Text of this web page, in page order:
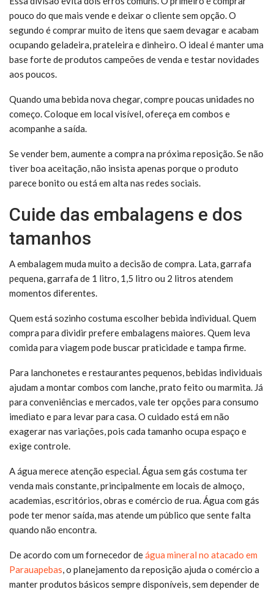
pouco do que mais vende e deixar o cliente sem opção. O
segundo é comprar muito de itens que saem devagar e acabam
ocupando geladeira, prateleira e dinheiro. O ideal é manter uma
base forte de produtos campeões de venda e testar novidades
aos poucos.
Quando uma bebida nova chegar, compre poucas unidades no
começo. Coloque em local visível, ofereça em combos e
acompanhe a saída.
Se vender bem, aumente a compra na próxima reposição. Se não
tiver boa aceitação, não insista apenas porque o produto
parece bonito ou está em alta nas redes sociais.
Cuide das embalagens e dos
tamanhos
A embalagem muda muito a decisão de compra. Lata, garrafa
pequena, garrafa de 1 litro, 1,5 litro ou 2 litros atendem
momentos diferentes.
Quem está sozinho costuma escolher bebida individual. Quem
compra para dividir prefere embalagens maiores. Quem leva
comida para viagem pode buscar praticidade e tampa firme.
Para lanchonetes e restaurantes pequenos, bebidas individuais
ajudam a montar combos com lanche, prato feito ou marmita. Já
para conveniências e mercados, vale ter opções para consumo
imediato e para levar para casa. O cuidado está em não
exagerar nas variações, pois cada tamanho ocupa espaço e
exige controle.
A água merece atenção especial. Água sem gás costuma ter
venda mais constante, principalmente em locais de almoço,
academias, escritórios, obras e comércio de rua. Água com gás
pode ter menor saída, mas atende um público que sente falta
quando não encontra.
De acordo com um fornecedor deágua mineral no atacado em
Parauapebas, o planejamento da reposição ajuda o comércio a
manter produtos básicos sempre disponíveis, sem depender de